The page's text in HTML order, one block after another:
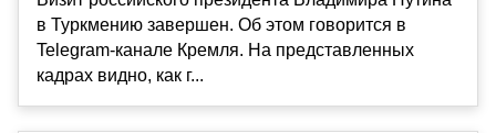
в Туркмению завершен. Об этом говорится в
Telegram-канале Кремля. На представленных
кадрах видно, как г...